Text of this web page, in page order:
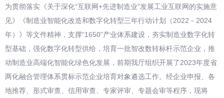
为贯彻落实《关于深化“互联网+先进制造业”发展工业互联网的实施意
见》《制造业智能化改造和数字化转型三年行动计划（2022－2024
年）》等文件精神，支撑“1650”产业体系建设，夯实制造业数字化转
型基础，强化数字化转型供给，培育一批智改数转标杆示范企业，推
动制造业高端化智能化绿色化发展，前期我厅组织开展了2023年度省
两化融合管理体系贯标示范企业培育对象遴选工作。经企业申报、各
地推荐、形式审查、信用审查、专家评审、专题会审等程序，现将